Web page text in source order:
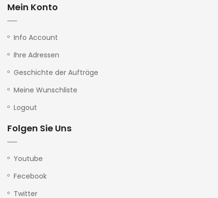
Mein Konto
Info Account
Ihre Adressen
Geschichte der Aufträge
Meine Wunschliste
Logout
Folgen Sie Uns
Youtube
Fecebook
Twitter